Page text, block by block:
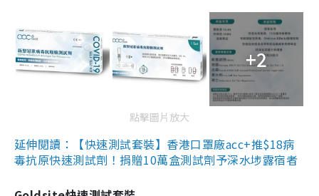
+2
點擊圖片放大
延伸閱讀：【快速測試套裝】香港口罩廠acc+推$18病
毒抗原快速測試劑！捐贈10萬盒測試劑予深水埗露宿者